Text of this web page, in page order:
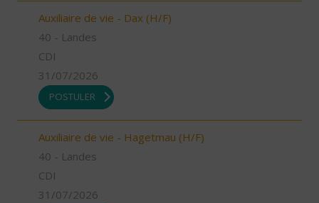
Auxiliaire de vie - Dax (H/F)
40 - Landes
CDI
31/07/2026
POSTULER
Auxiliaire de vie - Hagetmau (H/F)
40 - Landes
CDI
31/07/2026